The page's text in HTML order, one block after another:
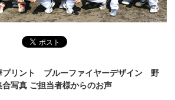
リント ブルーファイヤーデザイン 野
写真 ご担当者様からのお声